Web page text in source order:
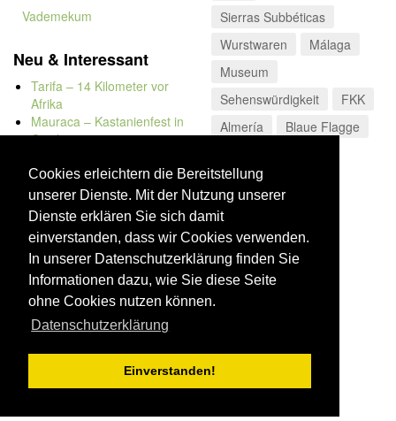
Cookies erleichtern die Bereitstellung
unserer Dienste. Mit der Nutzung unserer
Dienste erklären Sie sich damit
einverstanden, dass wir Cookies verwenden.
In unserer Datenschutzerklärung finden Sie
Informationen dazu, wie Sie diese Seite
ohne Cookies nutzen können.
Datenschutzerklärung
Einverstanden!
Vademekum
Neu & Interessant
Tarifa – 14 Kilometer vor
Afrika
Mauraca – Kastanienfest in
Capileira
Bolonia
Kap Trafalgar
Düne von Bolonia
Sierras Subbéticas
Wurstwaren
Málaga
Museum
Sehenswürdigkeit
FKK
Almería
Blaue Flagge